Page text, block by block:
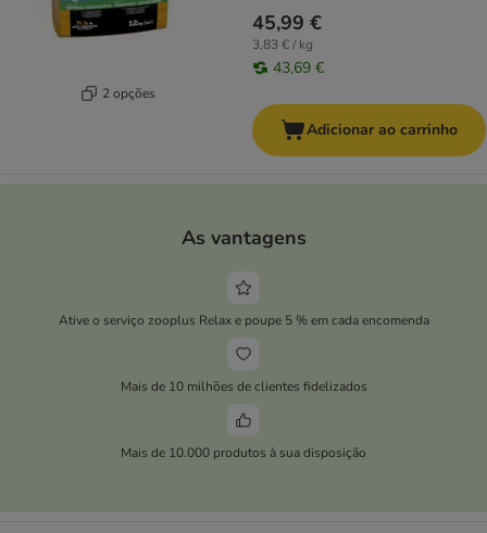
2 opções
45,99 €
3,83 € / kg
43,69 €
Adicionar ao carrinho
As vantagens
Ative o serviço zooplus Relax e poupe 5 % em cada encomenda
Mais de 10 milhões de clientes fidelizados
Mais de 10.000 produtos à sua disposição